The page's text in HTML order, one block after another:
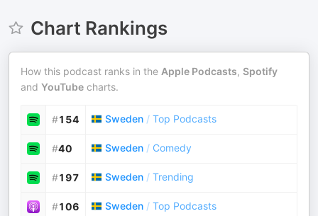
Chart Rankings
How this podcast ranks in the Apple Podcasts, Spotify
and YouTube charts.
#154 Sweden / Top Podcasts
#40 Sweden / Comedy
#197 Sweden / Trending
#106 Sweden / Top Podcasts